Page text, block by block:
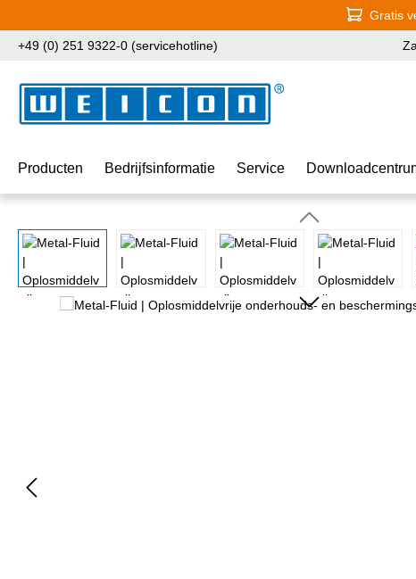
Gratis
+49 (0) 251 9322-0 (servicehotline)
Producten Bedrijfsinformatie Service
Afbeeldingengalerij overslaan